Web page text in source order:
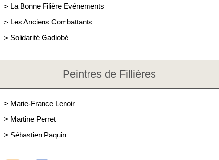
> La Bonne Filière Événements
> Les Anciens Combattants
> Solidarité Gadiobé
Peintres de Fillières
> Marie-France Lenoir
> Martine Perret
> Sébastien Paquin